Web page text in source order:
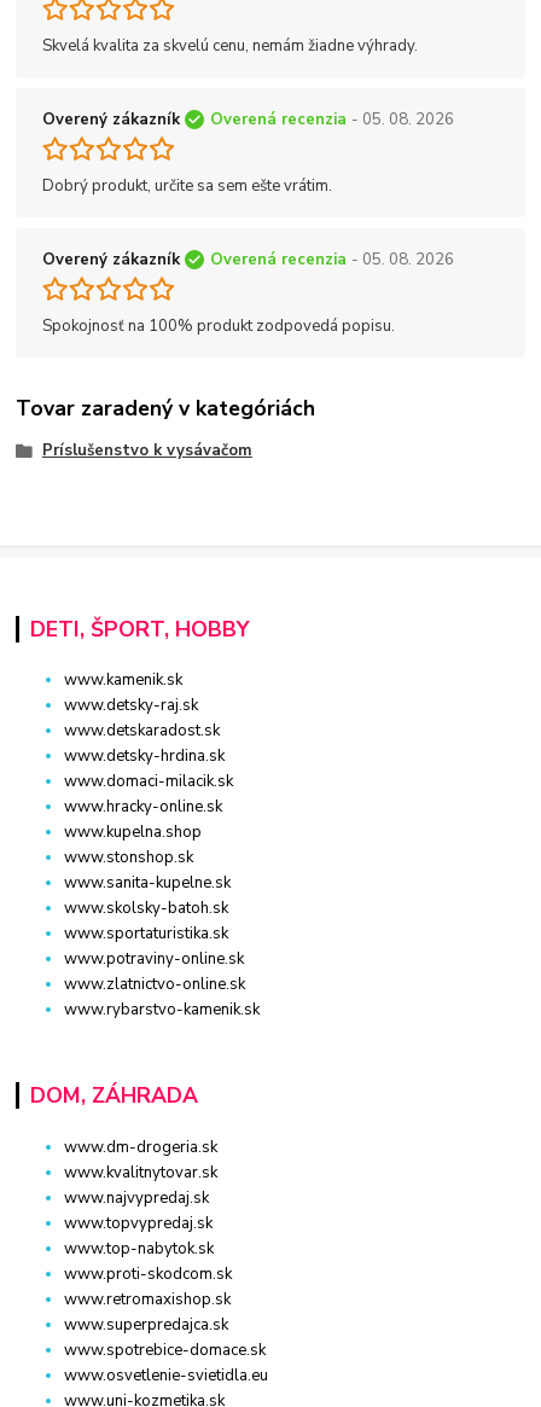
Skvelá kvalita za skvelú cenu, nemám žiadne výhrady.
Overený zákazník Overená recenzia - 05. 08. 2026
Dobrý produkt, určite sa sem ešte vrátim.
Overený zákazník Overená recenzia - 05. 08. 2026
Spokojnosť na 100% produkt zodpovedá popisu.
Tovar zaradený v kategóriách
Príslušenstvo k vysávačom
DETI, ŠPORT, HOBBY
www.kamenik.sk
www.detsky-raj.sk
www.detskaradost.sk
www.detsky-hrdina.sk
www.domaci-milacik.sk
www.hracky-online.sk
www.kupelna.shop
www.stonshop.sk
www.sanita-kupelne.sk
www.skolsky-batoh.sk
www.sportaturistika.sk
www.potraviny-online.sk
www.zlatnictvo-online.sk
www.rybarstvo-kamenik.sk
DOM, ZÁHRADA
www.dm-drogeria.sk
www.kvalitnytovar.sk
www.najvypredaj.sk
www.topvypredaj.sk
www.top-nabytok.sk
www.proti-skodcom.sk
www.retromaxishop.sk
www.superpredajca.sk
www.spotrebice-domace.sk
www.osvetlenie-svietidla.eu
www.uni-kozmetika.sk